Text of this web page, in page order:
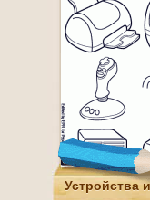
Устройства